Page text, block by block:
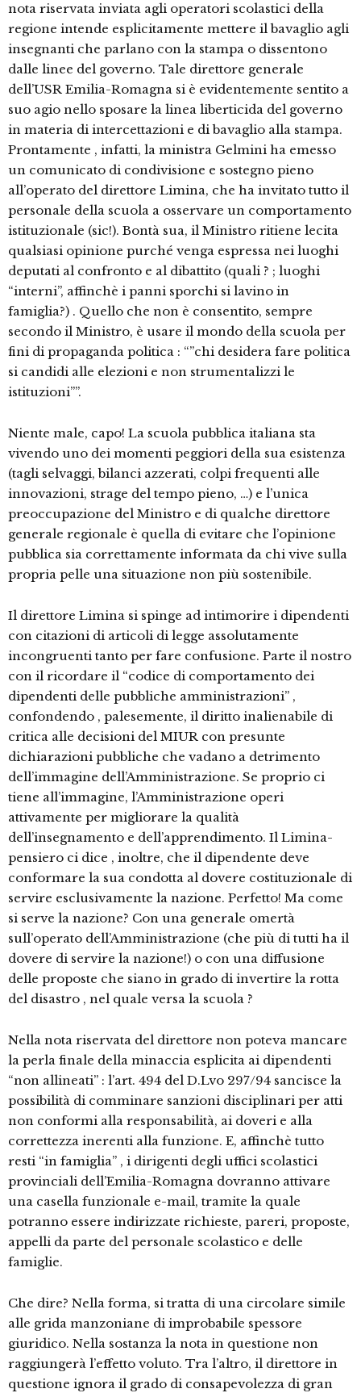
nota riservata inviata agli operatori scolastici della
regione intende esplicitamente mettere il bavaglio agli
insegnanti che parlano con la stampa o dissentono
dalle linee del governo. Tale direttore generale
dell’USR Emilia-Romagna si è evidentemente sentito a
suo agio nello sposare la linea liberticida del governo
in materia di intercettazioni e di bavaglio alla stampa.
Prontamente , infatti, la ministra Gelmini ha emesso
un comunicato di condivisione e sostegno pieno
all’operato del direttore Limina, che ha invitato tutto il
personale della scuola a osservare un comportamento
istituzionale (sic!). Bontà sua, il Ministro ritiene lecita
qualsiasi opinione purché venga espressa nei luoghi
deputati al confronto e al dibattito (quali ? ; luoghi
“interni”, affinchè i panni sporchi si lavino in
famiglia?) . Quello che non è consentito, sempre
secondo il Ministro, è usare il mondo della scuola per
fini di propaganda politica : “”chi desidera fare politica
si candidi alle elezioni e non strumentalizzi le
istituzioni””.
Niente male, capo! La scuola pubblica italiana sta
vivendo uno dei momenti peggiori della sua esistenza
(tagli selvaggi, bilanci azzerati, colpi frequenti alle
innovazioni, strage del tempo pieno, …) e l’unica
preoccupazione del Ministro e di qualche direttore
generale regionale è quella di evitare che l’opinione
pubblica sia correttamente informata da chi vive sulla
propria pelle una situazione non più sostenibile.
Il direttore Limina si spinge ad intimorire i dipendenti
con citazioni di articoli di legge assolutamente
incongruenti tanto per fare confusione. Parte il nostro
con il ricordare il “codice di comportamento dei
dipendenti delle pubbliche amministrazioni” ,
confondendo , palesemente, il diritto inalienabile di
critica alle decisioni del MIUR con presunte
dichiarazioni pubbliche che vadano a detrimento
dell’immagine dell’Amministrazione. Se proprio ci
tiene all’immagine, l’Amministrazione operi
attivamente per migliorare la qualità
dell’insegnamento e dell’apprendimento. Il Limina-
pensiero ci dice , inoltre, che il dipendente deve
conformare la sua condotta al dovere costituzionale di
servire esclusivamente la nazione. Perfetto! Ma come
si serve la nazione? Con una generale omertà
sull’operato dell’Amministrazione (che più di tutti ha il
dovere di servire la nazione!) o con una diffusione
delle proposte che siano in grado di invertire la rotta
del disastro , nel quale versa la scuola ?
Nella nota riservata del direttore non poteva mancare
la perla finale della minaccia esplicita ai dipendenti
“non allineati” : l’art. 494 del D.Lvo 297/94 sancisce la
possibilità di comminare sanzioni disciplinari per atti
non conformi alla responsabilità, ai doveri e alla
correttezza inerenti alla funzione. E, affinchè tutto
resti “in famiglia” , i dirigenti degli uffici scolastici
provinciali dell’Emilia-Romagna dovranno attivare
una casella funzionale e-mail, tramite la quale
potranno essere indirizzate richieste, pareri, proposte,
appelli da parte del personale scolastico e delle
famiglie.
Che dire? Nella forma, si tratta di una circolare simile
alle grida manzoniane di improbabile spessore
giuridico. Nella sostanza la nota in questione non
raggiungerà l’effetto voluto. Tra l’altro, il direttore in
questione ignora il grado di consapevolezza di gran